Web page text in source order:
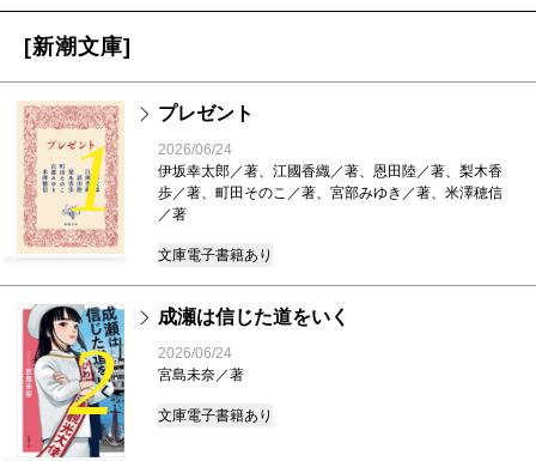
[新潮文庫]
1
プレゼント
2026/06/24
伊坂幸太郎／著、江國香織／著、恩田陸／著、梨木香
歩／著、町田そのこ／著、宮部みゆき／著、米澤穂信
／著
文庫電子書籍あり
2
成瀬は信じた道をいく
2026/06/24
宮島未奈／著
文庫電子書籍あり